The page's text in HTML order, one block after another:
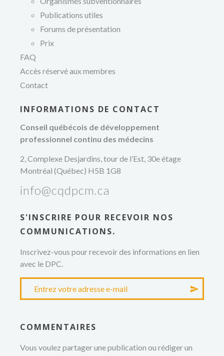
développement
Publications utiles
Forums de présentation
Prix
FAQ
Accès réservé aux membres
Contact
INFORMATIONS DE CONTACT
Conseil québécois de développement
professionnel continu des médecins
2, Complexe Desjardins, tour de l’Est, 30e étage
Montréal (Québec) H5B 1G8
info@cqdpcm.ca
S'INSCRIRE POUR RECEVOIR NOS
COMMUNICATIONS.
Inscrivez-vous pour recevoir des informations en lien
avec le DPC.
COMMENTAIRES
Vous voulez partager une publication ou rédiger un